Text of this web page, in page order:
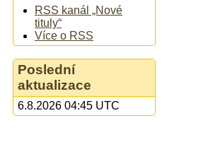
RSS kanál „Nové
tituly“
Více o RSS
Poslední
aktualizace
6.8.2026 04:45 UTC